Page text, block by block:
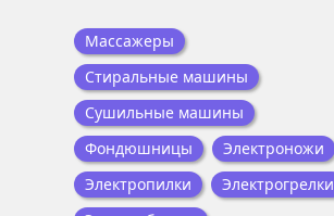
Массажеры
Стиральные машины
Сушильные машины
Фондюшницы
Электроножи
Электропилки
Электрогрелки